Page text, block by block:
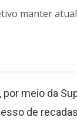
manter
por meio da
de